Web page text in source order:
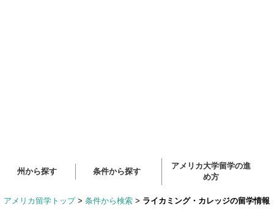
州から探す 条件から探す
アメリカ大学留学の進
め方
アメリカ留学トップ > 条件から検索 > ライカミング・カレッジの留学情報